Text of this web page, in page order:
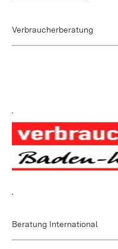
Verbraucherberatung
Beratung International